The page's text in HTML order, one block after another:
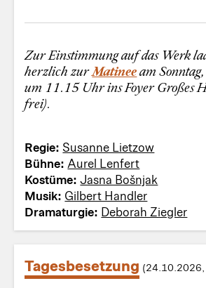
Zur Einstimmung auf das Werk
herzlich zurMatineeam
um 11.15 Uhr ins Foyer Großes
frei).
Regie: Susanne Lietzow
Bühne:Aurel Lenfert
Kostüme:Jasna Bošnjak
Musik: Gilbert Handler
Dramaturgie: Deborah Ziegler
Tagesbesetzung